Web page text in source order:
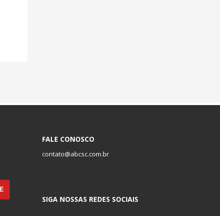
FALE CONOSCO
contato@abcsc.com.br
SIGA NOSSAS REDES SOCIAIS